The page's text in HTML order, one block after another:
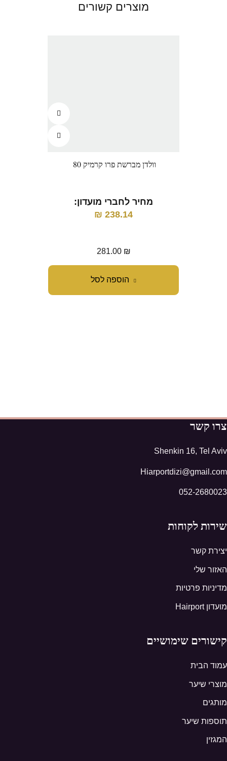
מוצרים קשורים
הוספה לסל
וולדן מברשת פרו קרמיק 80
מחיר לחברי מועדון:
238.14
₪
281.00 ₪
צרו קשר
Shenkin 16, Tel Aviv
Hiarportdizi@gmail.com
052-2680023
שירות לקוחות
יצירת קשר
האזור שלי
מדיניות פרטיות
מועדון Hairport
קישורים שימושיים
עמוד הבית
מוצרי שיער
מותגים
תוספות שיער
המגזין